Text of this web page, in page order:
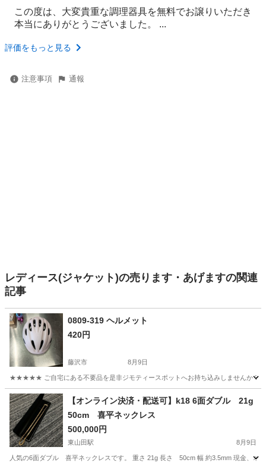
この度は、大変貴重な調理器具を無料でお譲りいただき
本当にありがとうございました。 ...
評価をもっと見る
注意事項 通報
レディース(ジャケット)の売ります・あげますの関連
記事
0809-319 ヘルメット
420円
藤沢市 8月9日
★★★★★ ご自宅にある不要品を是非ジモティースポットへお持ち込みしませんか？
神奈川 藤沢市 小物 ヘルメット
【オンライン決済・配送可】k18 6面ダブル 21g
50cm 喜平ネックレス
500,000円
東山田駅 8月9日
人気の6面ダブル 喜平ネックレスです。 重さ 21g 長さ 50cm 幅 約3.5mm 現金、オ